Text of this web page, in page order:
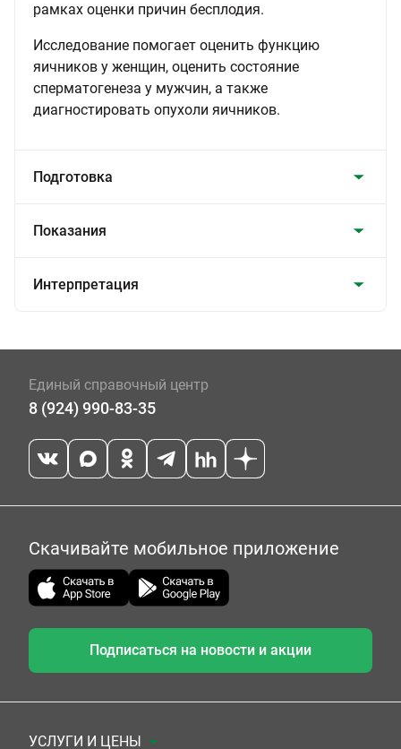
рамках оценки причин бесплодия.
Исследование помогает оценить функцию
яичников у женщин, оценить состояние
сперматогенеза у мужчин, а также
диагностировать опухоли яичников.
Подготовка
Показания
Интерпретация
Единый справочный центр
8 (924) 990-83-35
Скачивайте мобильное приложение
Подписаться на новости и акции
УСЛУГИ И ЦЕНЫ